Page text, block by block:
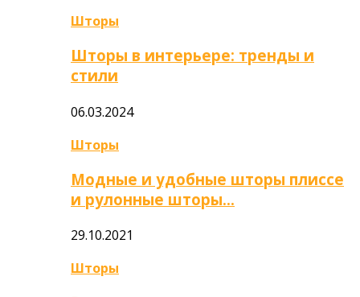
Шторы
Шторы в интерьере: тренды и
стили
06.03.2024
Шторы
Модные и удобные шторы плиссе
и рулонные шторы…
29.10.2021
Шторы